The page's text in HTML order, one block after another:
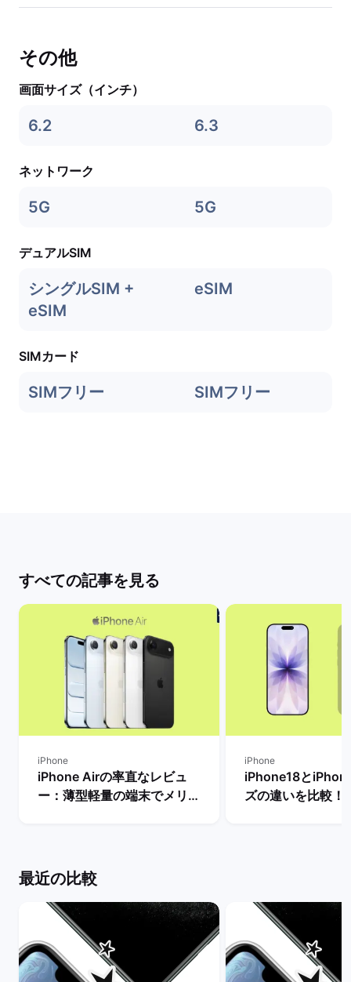
その他
画面サイズ（インチ）
6.2 6.3
ネットワーク
5G 5G
デュアルSIM
シングルSIM +
eSIM
eSIM
SIMカード
SIMフリー SIMフリー
すべての記事を見る
iPhone
iPhone Airの率直なレビュ
ー：薄型軽量の端末でメリッ
iPhone
iPhone18と
ズの違いを比較！
最近の比較